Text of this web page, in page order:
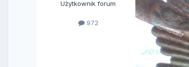
Użytkownik forum
972